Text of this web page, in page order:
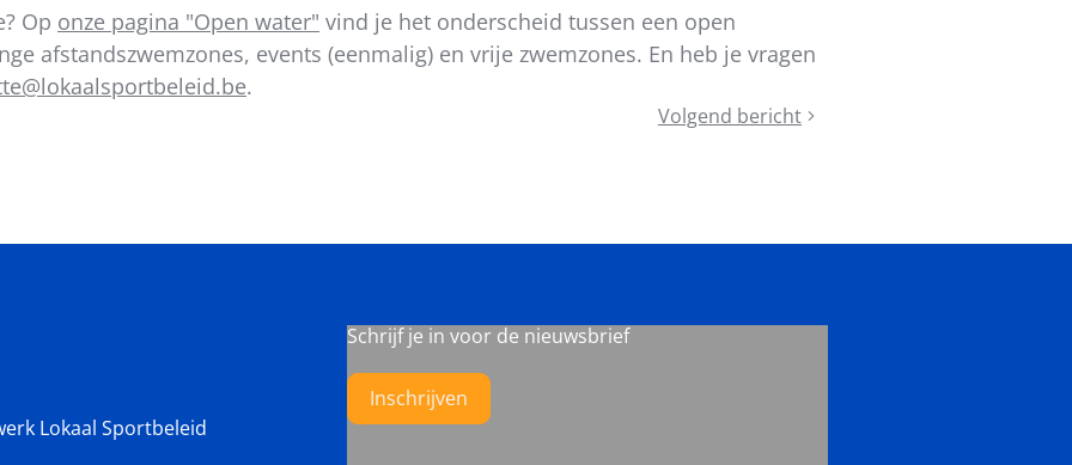
Op onze pagina "Open water" vind je het onderscheid tussen een open
afstandszwemzones, events (eenmalig) en vrije zwemzones. En heb je vragen
.
Volgend bericht
Subsidies
Lokaal Sportbeleid
Schrijf je in voor de nieuwsbrief
Inschrijven